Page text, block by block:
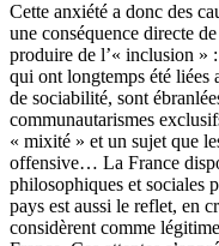
Cette anxiété a donc des
une conséquence directe
produire de l’« inclusion »
qui ont longtemps été liées
de sociabilité, sont
communautarismes
« mixité » et un sujet que
offensive… La France
philosophiques et sociales
pays est aussi le reflet, en
considèrent comme